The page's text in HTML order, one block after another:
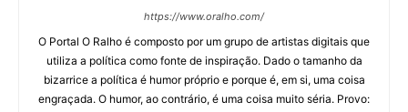
https://www.oralho.com/
O Portal O Ralho é composto por um grupo de artistas digitais que
utiliza a política como fonte de inspiração. Dado o tamanho da
bizarrice a política é humor próprio e porque é, em si, uma coisa
engraçada. O humor, ao contrário, é uma coisa muito séria. Provo: